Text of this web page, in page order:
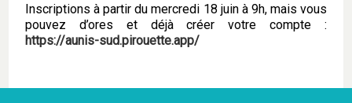
Inscriptions à partir du mercredi 18 juin à 9h, mais vous
pouvez d’ores et déjà créer votre compte :
https://aunis-sud.pirouette.app/